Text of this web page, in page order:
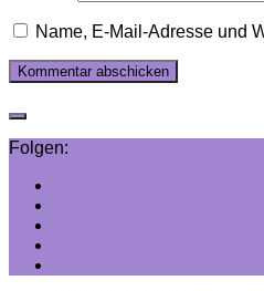
Name, E-Mail-Adresse und
Folgen: